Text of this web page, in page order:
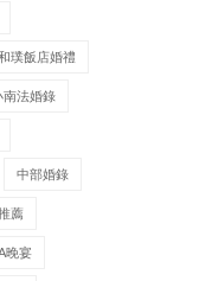
璞飯店婚禮
南法婚錄
中部婚錄
薦
晚宴